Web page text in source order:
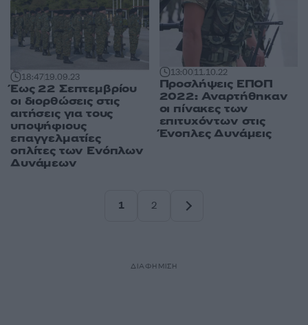
18:4719.09.23
Έως 22 Σεπτεμβρίου
οι διορθώσεις στις
αιτήσεις για τους
υποψήφιους
επαγγελματίες
οπλίτες των Ενόπλων
Δυνάμεων
13:0011.10.22
Προσλήψεις ΕΠΟΠ
2022: Αναρτήθηκαν
οι πίνακες των
επιτυχόντων στις
Ένοπλες Δυνάμεις
1
2
ΔΙΑΦΗΜΙΣΗ